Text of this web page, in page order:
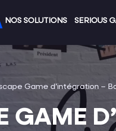
NOS SOLUTIONS SERIOUS
Game d’intégration –
GAME